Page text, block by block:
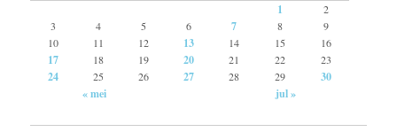
1
2
3
4 5 6 7 8
9
10
11 12 13 14 15 16
17 18 19 20 21 22 23
24 25 26 27 28 29
30
« mei
jul »